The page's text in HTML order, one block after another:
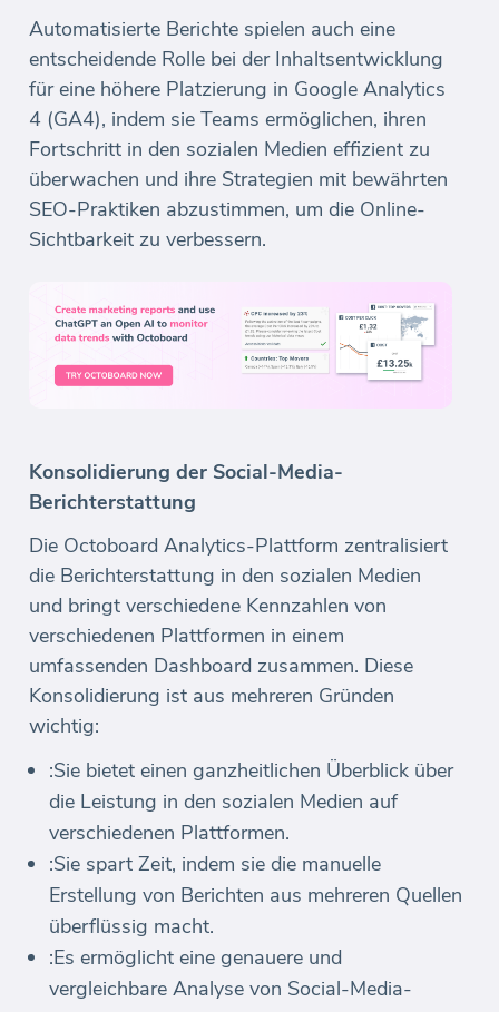
Automatisierte Berichte spielen auch eine
entscheidende Rolle bei der Inhaltsentwicklung
für eine höhere Platzierung in Google Analytics
4 (GA4), indem sie Teams ermöglichen, ihren
Fortschritt in den sozialen Medien effizient zu
überwachen und ihre Strategien mit bewährten
SEO-Praktiken abzustimmen, um die Online-
Sichtbarkeit zu verbessern.
Konsolidierung der Social-Media-
Berichterstattung
Die Octoboard Analytics-Plattform zentralisiert
die Berichterstattung in den sozialen Medien
und bringt verschiedene Kennzahlen von
verschiedenen Plattformen in einem
umfassenden Dashboard zusammen. Diese
Konsolidierung ist aus mehreren Gründen
wichtig:
:Sie bietet einen ganzheitlichen Überblick über
die Leistung in den sozialen Medien auf
verschiedenen Plattformen.
:Sie spart Zeit, indem sie die manuelle
Erstellung von Berichten aus mehreren Quellen
überflüssig macht.
:Es ermöglicht eine genauere und
vergleichbare Analyse von Social-Media-